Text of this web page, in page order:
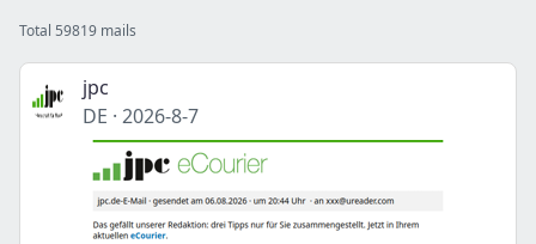
Total 59819 mails
jpc
DE · 2026-8-7